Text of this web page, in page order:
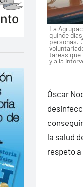
La
quince
personas.
tareas que
y a la
Óscar
la salud
respeto